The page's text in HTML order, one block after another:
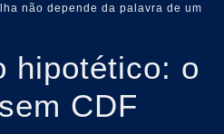
não depende da palavra de um
hipotético: o
CDF